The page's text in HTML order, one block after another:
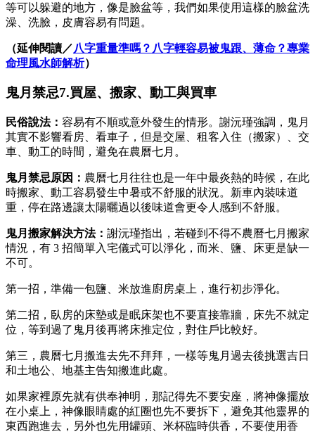
等可以躲避的地方，像是臉盆等，我們如果使用這樣的臉盆洗
澡、洗臉，皮膚容易有問題。
（延伸閱讀／八字重量準嗎？八字輕容易被鬼跟、薄命？專業
命理風水師解析）
鬼月禁忌7.買屋、搬家、動工與買車
民俗說法： 容易有不順或意外發生的情形。謝沅瑾強調，鬼月
其實不影響看房、看車子，但是交屋、租客入住（搬家）、交
車、動工的時間，避免在農曆七月。
鬼月禁忌原因： 農曆七月往往也是一年中最炎熱的時候，在此
時搬家、動工容易發生中暑或不舒服的狀況。新車內裝味道
重，停在路邊讓太陽曬過以後味道會更令人感到不舒服。
鬼月搬家解決方法： 謝沅瑾指出，若碰到不得不農曆七月搬家
情況，有 3 招簡單入宅儀式可以淨化，而米、鹽、床更是缺一
不可。
第一招，準備一包鹽、米放進廚房桌上，進行初步淨化。
第二招，臥房的床墊或是眠床架也不要直接靠牆，床先不就定
位，等到過了鬼月後再將床推定位，對住戶比較好。
第三，農曆七月搬進去先不拜拜，一樣等鬼月過去後挑選吉日
和土地公、地基主告知搬進此處。
如果家裡原先就有供奉神明，那記得先不要安座，將神像擺放
在小桌上，神像眼睛處的紅圈也先不要拆下，避免其他靈界的
東西跑進去，另外也先用罐頭、米杯臨時供香，不要使用香